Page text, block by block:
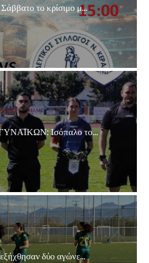
το κρίσιμο μ...
Ισόπαλο το...
δύο αγώνε...